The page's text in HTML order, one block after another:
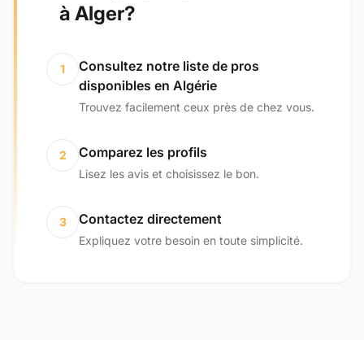
à Alger?
1
Consultez notre liste de pros
disponibles en Algérie
Trouvez facilement ceux près de chez vous.
2 Comparez les profils
Lisez les avis et choisissez le bon.
3 Contactez directement
Expliquez votre besoin en toute simplicité.